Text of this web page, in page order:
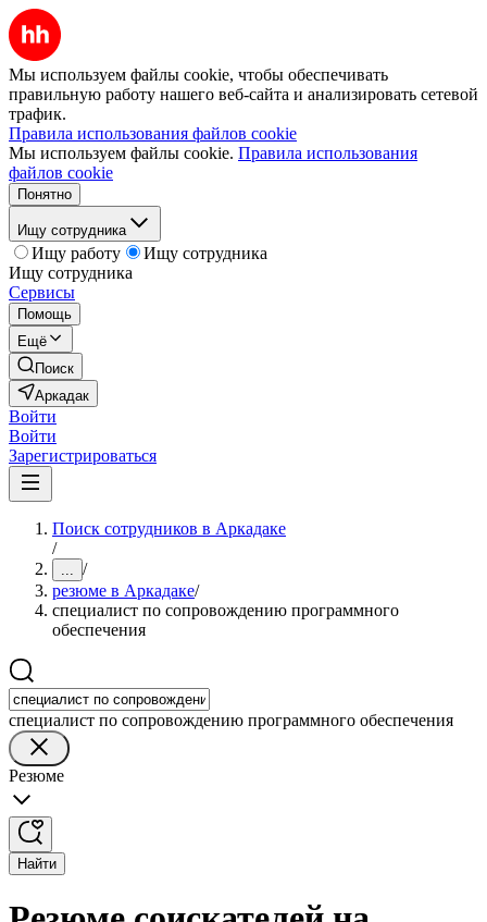
Мы используем файлы cookie, чтобы обеспечивать
правильную работу нашего веб-сайта и анализировать сетевой
трафик.
Правила использования файлов cookie
Мы используем файлы cookie. Правила использования
файлов cookie
Понятно
Ищу сотрудника
Ищу работу
Ищу сотрудника
Ищу сотрудника
Сервисы
Помощь
Ещё
Поиск
Аркадак
Войти
Войти
Зарегистрироваться
Поиск сотрудников в Аркадаке
/
... /
резюме в Аркадаке/
специалист по сопровождению программного
обеспечения
специалист по сопровождению программного обеспечения
Резюме
Найти